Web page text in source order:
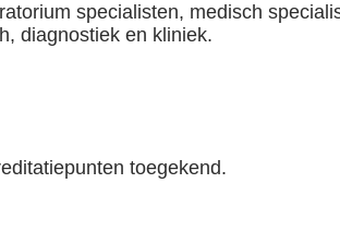
specialisten, medisch
diagnostiek en kliniek.
toegekend.